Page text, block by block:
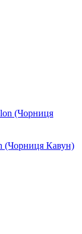
(Чорниця Кавун)